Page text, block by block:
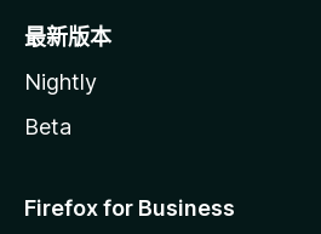
最新版本
Nightly
Beta
Firefox for Business